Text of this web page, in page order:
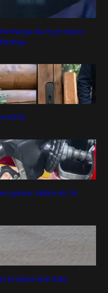
da mi je trajno
FOTO
goriva: Važiće do 16.
brodove kod Iloka